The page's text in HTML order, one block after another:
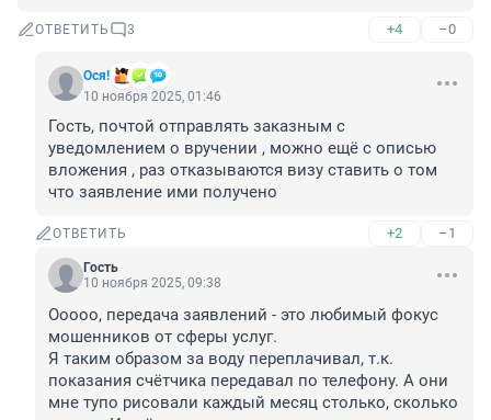
ОТВЕТИТЬ 3 +4 –0
Ося!
10 ноября 2025, 01:46
Гость, почтой отправлять заказным с
уведомлением о вручении , можно ещё с описью
вложения , раз отказываются визу ставить о том
что заявление ими получено
ОТВЕТИТЬ +2 –1
Гость
10 ноября 2025, 09:38
Ооооо, передача заявлений - это любимый фокус
мошенников от сферы услуг.
Я таким образом за воду переплачивал, т.к.
показания счётчика передавал по телефону. А они
мне тупо рисовали каждый месяц столько, сколько